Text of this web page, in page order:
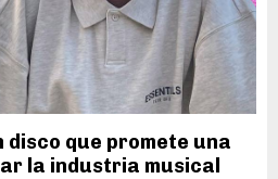
disco que promete una
la industria musical